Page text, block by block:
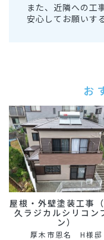
また、近隣への工
安心してお願いす
お
屋根・外壁塗装工事
久ラジカルシリコン
ン）
厚木市恩名 H様邸